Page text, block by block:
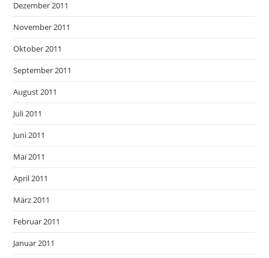
Dezember 2011
November 2011
Oktober 2011
September 2011
August 2011
Juli 2011
Juni 2011
Mai 2011
April 2011
März 2011
Februar 2011
Januar 2011